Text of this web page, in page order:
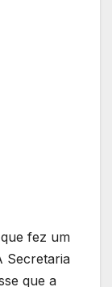
fez um
Secretaria
que a